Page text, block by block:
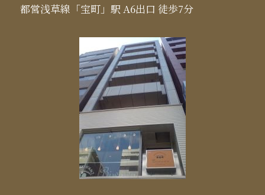
都営浅草線「宝町」駅 A6出口 徒歩7分